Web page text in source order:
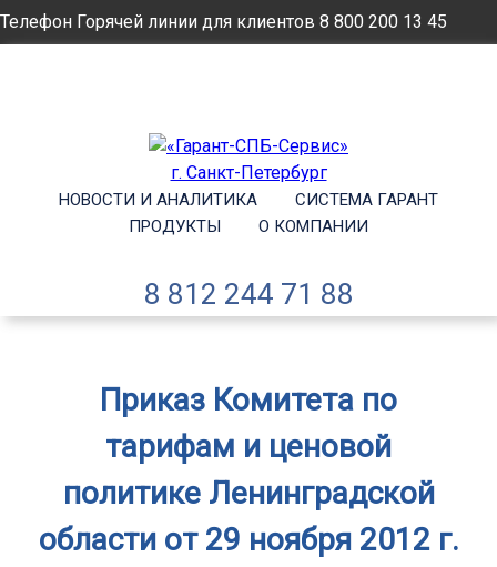
Телефон Горячей линии для клиентов 8 800 200 13 45
НОВОСТИ И АНАЛИТИКА
СИСТЕМА ГАРАНТ
ПРОДУКТЫ
О КОМПАНИИ
8 812 244 71 88
Приказ Комитета по
тарифам и ценовой
политике Ленинградской
области от 29 ноября 2012 г.